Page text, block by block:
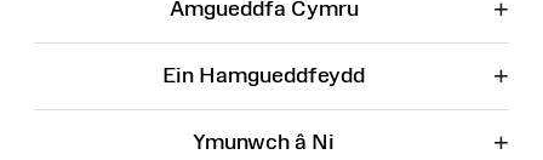
Amgueddfa Cymru +
Ein Hamgueddfeydd +
Ymunwch â Ni +